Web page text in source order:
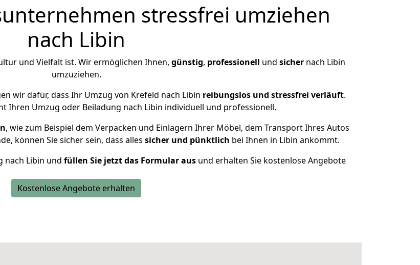
stressfrei umziehen
nach Libin
und Vielfalt ist. Wir ermöglichen Ihnen, günstig, professionell und sicher nach Libin
umzuziehen.
wir dafür, dass Ihr Umzug von Krefeld nach Libin reibungslos und stressfrei verläuft.
Ihren Umzug oder Beiladung nach Libin individuell und professionell.
, wie zum Beispiel dem Verpacken und Einlagern Ihrer Möbel, dem Transport Ihres Autos
können Sie sicher sein, dass alles sicher und pünktlich bei Ihnen in Libin ankommt.
nach Libin und füllen Sie jetzt das Formular aus und erhalten Sie kostenlose Angebote
Kostenlose Angebote erhalten